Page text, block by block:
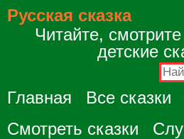
Русская сказка
Читайте,
детские
Главная Все сказки
Смотреть сказки